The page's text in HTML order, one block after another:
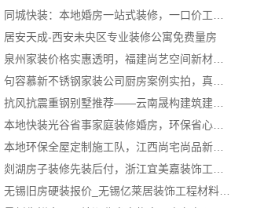
居安天成-西安未央区专业装修公寓免费量房